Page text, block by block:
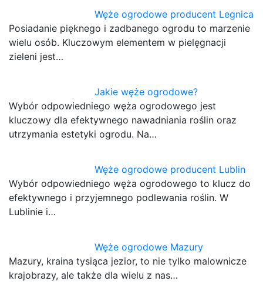
Węże ogrodowe producent Legnica
Posiadanie pięknego i zadbanego ogrodu to marzenie
wielu osób. Kluczowym elementem w pielęgnacji
zieleni jest…
Jakie węże ogrodowe?
Wybór odpowiedniego węża ogrodowego jest
kluczowy dla efektywnego nawadniania roślin oraz
utrzymania estetyki ogrodu. Na…
Węże ogrodowe producent Lublin
Wybór odpowiedniego węża ogrodowego to klucz do
efektywnego i przyjemnego podlewania roślin. W
Lublinie i…
Węże ogrodowe Mazury
Mazury, kraina tysiąca jezior, to nie tylko malownicze
krajobrazy, ale także dla wielu z nas…